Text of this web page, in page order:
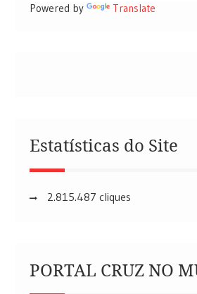
Powered by Translate
Estatísticas do Site
2.815.487 cliques
PORTAL CRUZ NO